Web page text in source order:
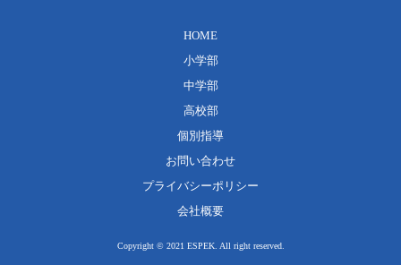
HOME
小学部
中学部
高校部
個別指導
お問い合わせ
プライバシーポリシー
会社概要
Copyright © 2021 ESPEK. All right reserved.